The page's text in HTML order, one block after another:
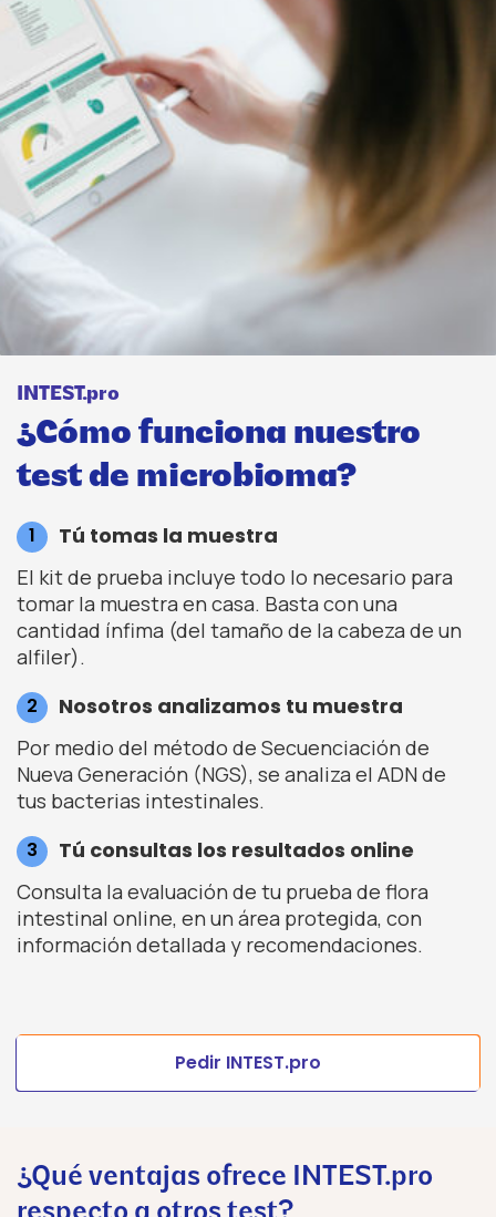
INTEST.pro
¿Cómo funciona nuestro
test de microbioma?
Tú tomas la muestra
El kit de prueba incluye todo lo necesario para
tomar la muestra en casa. Basta con una
cantidad ínfima (del tamaño de la cabeza de un
alfiler).
Nosotros analizamos tu muestra
Por medio del método de Secuenciación de
Nueva Generación (NGS), se analiza el ADN de
tus bacterias intestinales.
Tú consultas los resultados online
Consulta la evaluación de tu prueba de flora
intestinal online, en un área protegida, con
información detallada y recomendaciones.
Pedir INTEST.pro
¿Qué ventajas ofrece INTEST.pro